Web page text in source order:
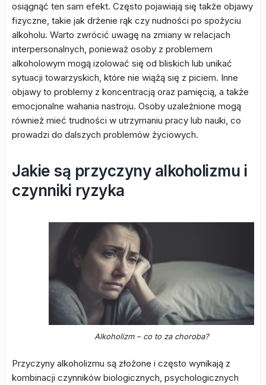
osiągnąć ten sam efekt. Często pojawiają się także objawy
fizyczne, takie jak drżenie rąk czy nudności po spożyciu
alkoholu. Warto zwrócić uwagę na zmiany w relacjach
interpersonalnych, ponieważ osoby z problemem
alkoholowym mogą izolować się od bliskich lub unikać
sytuacji towarzyskich, które nie wiążą się z piciem. Inne
objawy to problemy z koncentracją oraz pamięcią, a także
emocjonalne wahania nastroju. Osoby uzależnione mogą
również mieć trudności w utrzymaniu pracy lub nauki, co
prowadzi do dalszych problemów życiowych.
Jakie są przyczyny alkoholizmu i
czynniki ryzyka
Alkoholizm – co to za choroba?
Przyczyny alkoholizmu są złożone i często wynikają z
kombinacji czynników biologicznych, psychologicznych